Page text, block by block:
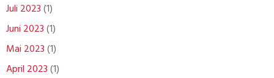
Juli 2023(1)
Juni 2023(1)
Mai 2023(1)
April 2023(1)